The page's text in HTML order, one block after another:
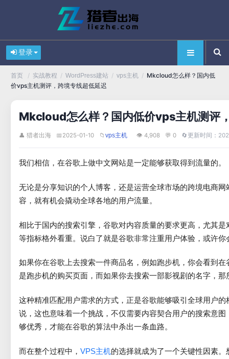
登录
首页 / 实战教程 / WordPress建站 / vps主机 / Mkcloud怎么样？国内低
价vps主机测评，跨境专线超低延迟
Mkcloud怎么样？国内低价vps主机测评
👤 猎者出海 📅 2025-01-10 📁 vps主机 👁 4,908 💬 0 🔄更新时间：
我们相信，在谷歌上做中文网站是一定能够获取得到流量的。
无论是分享知识的个人博客，还是运营全球市场的跨境电商
容，就有机会撬动全球各地的用户流量。
相比于国内的搜索引擎，谷歌对内容质量的要求更高，尤其
等指标格外看重。说白了就是谷歌非常注重用户体验，或许你
如果你在谷歌上去搜索一件商品名，例如跑步机，你会看到
是跑步机的购买页面，而如果你去搜索一部影视剧的名字，
这种精准匹配用户需求的方式，正是谷歌能够吸引全球用户
说，这也意味着一个挑战，不仅需要内容契合用户的搜索意
够优秀，才能在谷歌的算法中杀出一条血路。
而在整个过程中， VPS主机的选择就成为了一个关键性因素